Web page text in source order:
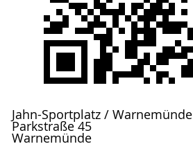
Jahn-Sportplatz / Warnemünde
Parkstraße 45
Warnemünde